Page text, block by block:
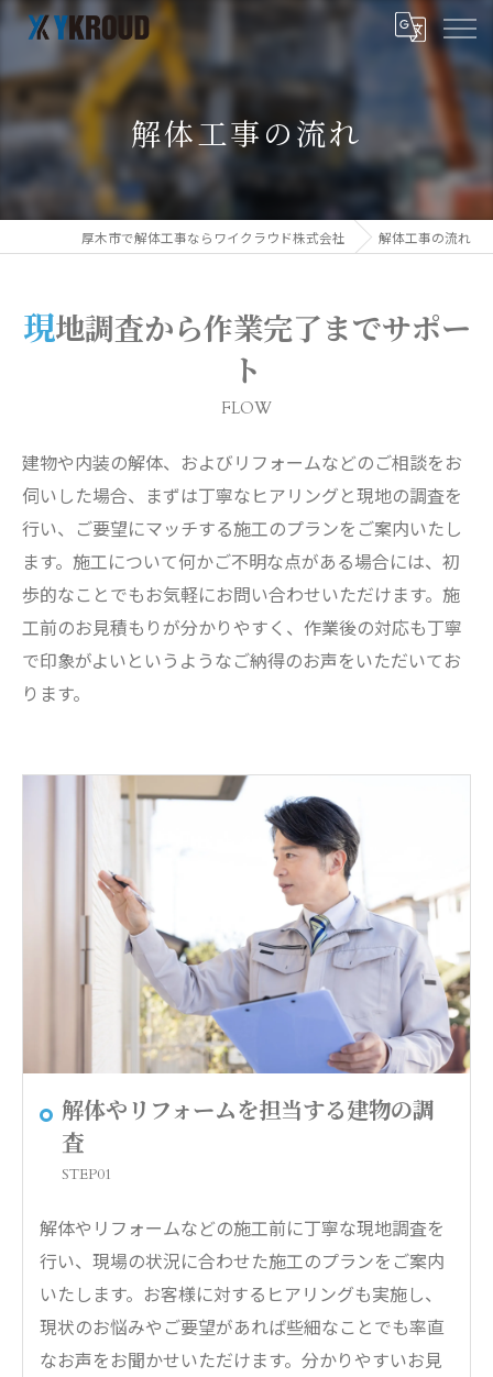
解体工事の流れ
厚木市で解体工事ならワイクラウド株式会社 解体工事の流れ
現地調査から作業完了までサポー
ト
FLOW
建物や内装の解体、およびリフォームなどのご相談をお
伺いした場合、まずは丁寧なヒアリングと現地の調査を
行い、ご要望にマッチする施工のプランをご案内いたし
ます。施工について何かご不明な点がある場合には、初
歩的なことでもお気軽にお問い合わせいただけます。施
工前のお見積もりが分かりやすく、作業後の対応も丁寧
で印象がよいというようなご納得のお声をいただいてお
ります。
解体やリフォームを担当する建物の調
査
STEP01
解体やリフォームなどの施工前に丁寧な現地調査を
行い、現場の状況に合わせた施工のプランをご案内
いたします。お客様に対するヒアリングも実施し、
現状のお悩みやご要望があれば些細なことでも率直
なお声をお聞かせいただけます。分かりやすいお見